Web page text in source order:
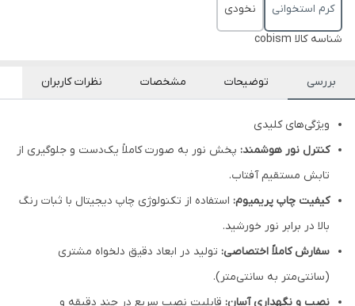
کرم استخوانی
نخودی
شناسه کالا cobism
بررسی توضیحات مشخصات نظرات کاربران
ویژگی‌های کلیدی
کنترل نور هوشمند: پخش نور به صورت کاملاً یک‌دست و جلوگیری از
تابش مستقیم آفتاب.
کیفیت چاپ پریمیوم: استفاده از تکنولوژی چاپ دیجیتال با ثبات رنگ
بالا در برابر نور خورشید.
سفارش کاملاً اختصاصی: تولید در ابعاد دقیق دلخواه مشتری
(سانتی‌متر به سانتی‌متر).
نصب و نگهداری آسان: قابلیت نصب سریع در چند دقیقه و